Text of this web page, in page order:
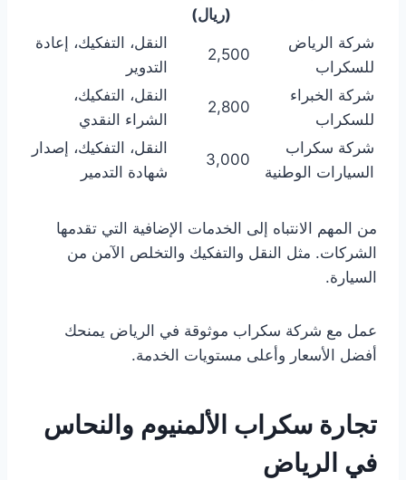
(ريال)
شركة الرياض
للسكراب
2,500
النقل، التفكيك، إعادة
التدوير
شركة الخبراء
للسكراب
2,800
النقل، التفكيك،
الشراء النقدي
شركة سكراب
السيارات الوطنية
3,000
النقل، التفكيك، إصدار
شهادة التدمير
من المهم الانتباه إلى الخدمات الإضافية التي تقدمها
الشركات. مثل النقل والتفكيك والتخلص الآمن من
السيارة.
عمل مع شركة سكراب موثوقة في الرياض يمنحك
أفضل الأسعار وأعلى مستويات الخدمة.
تجارة سكراب الألمنيوم والنحاس
في الرياض